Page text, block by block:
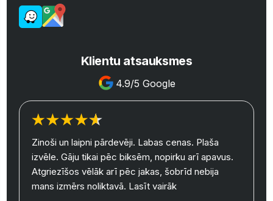
Klientu atsauksmes
4.9/5 Google
Zinoši un laipni pārdevēji. Labas cenas. Plaša
izvēle. Gāju tikai pēc biksēm, nopirku arī apavus.
Atgriezīšos vēlāk arī pēc jakas, šobrīd nebija
mans izmērs noliktavā. Lasīt vairāk